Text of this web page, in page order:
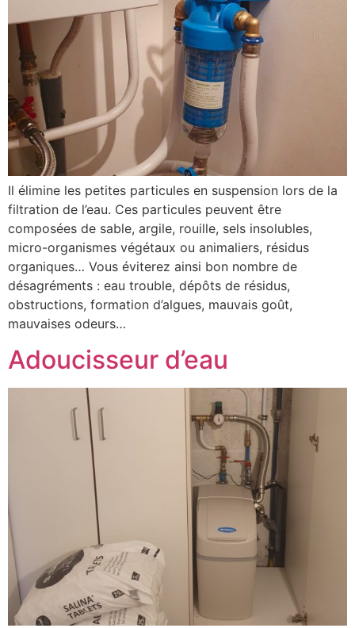
Il élimine les petites particules en suspension lors de la
filtration de l’eau. Ces particules peuvent être
composées de sable, argile, rouille, sels insolubles,
micro-organismes végétaux ou animaliers, résidus
organiques… Vous éviterez ainsi bon nombre de
désagréments : eau trouble, dépôts de résidus,
obstructions, formation d’algues, mauvais goût,
mauvaises odeurs…
Adoucisseur d’eau